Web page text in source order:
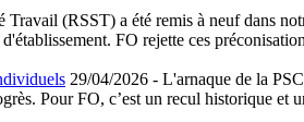
Travail (RSST) a été remis à neuf dans
FO rejette ces
29/04/2026 - L'arnaque de la
Pour FO, c’est un recul historique